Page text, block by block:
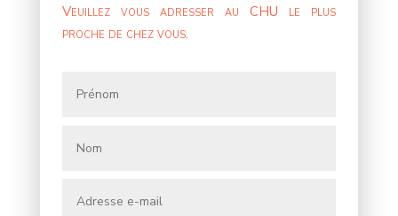
Veuillez vous adresser au CHU le plus
proche de chez vous.